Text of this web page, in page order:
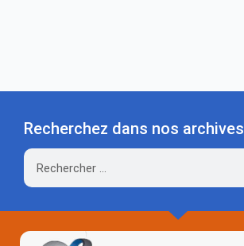
Recherchez dans nos archives
Rechercher